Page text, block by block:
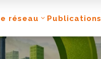
réseau Publications